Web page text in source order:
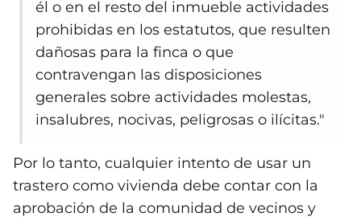
él o en el resto del inmueble actividades
prohibidas en los estatutos, que resulten
dañosas para la finca o que
contravengan las disposiciones
generales sobre actividades molestas,
insalubres, nocivas, peligrosas o ilícitas."
Por lo tanto, cualquier intento de usar un
trastero como vivienda debe contar con la
aprobación de la comunidad de vecinos y